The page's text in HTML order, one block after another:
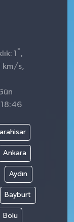
1 ° ,
km/s,
18:46
Ankara
Aydın
Bayburt
Bolu